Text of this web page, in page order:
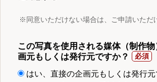
※同意いただけない場合は、ご申請いただ
この写真を使用される媒体（制作
画元もしくは発行元ですか？
はい、直接の企画元もしくは発行元